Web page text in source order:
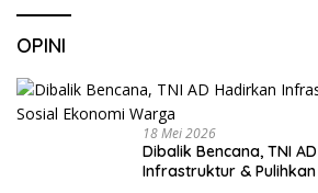
OPINI
18 Mei 2026
Dibalik Bencana, TNI
Infrastruktur &